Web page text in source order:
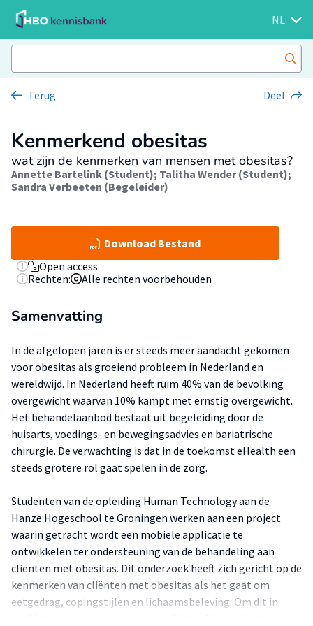
NL
Terug Deel
Kenmerkend obesitas
wat zijn de kenmerken van mensen met obesitas?
Annette Bartelink (Student); Talitha Wender (Student);
Sandra Verbeeten (Begeleider)
Download Bestand
Open access
Rechten:
Alle rechten voorbehouden
Samenvatting
In de afgelopen jaren is er steeds meer aandacht gekomen
voor obesitas als groeiend probleem in Nederland en
wereldwijd. In Nederland heeft ruim 40% van de bevolking
overgewicht waarvan 10% kampt met ernstig overgewicht.
Het behandelaanbod bestaat uit begeleiding door de
huisarts, voedings- en bewegingsadvies en bariatrische
chirurgie. De verwachting is dat in de toekomst eHealth een
steeds grotere rol gaat spelen in de zorg.
Studenten van de opleiding Human Technology aan de
Hanze Hogeschool te Groningen werken aan een project
waarin getracht wordt een mobiele applicatie te
ontwikkelen ter ondersteuning van de behandeling aan
cliënten met obesitas. Dit onderzoek heeft zich gericht op de
kenmerken van cliënten met obesitas als het gaat om
eetgedrag, copingstijlen en lichaamsbeleving. Om dit in